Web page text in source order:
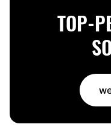
TOP-